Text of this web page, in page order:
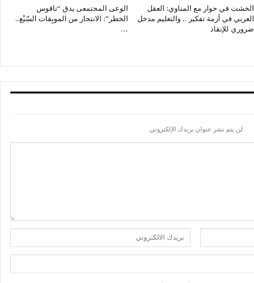
الخشت في حوار مع المناوي: العقل
العربي في أزمة تفكير .. والتعليم مدخل
ضروري للإنقاذ
الوعى المجتمعى يدق “ناقوس
الخطر”: الانتحار من الموبِقات السّبْع..
…
لن يتم نشر عنوان بريدك الإلكتروني.